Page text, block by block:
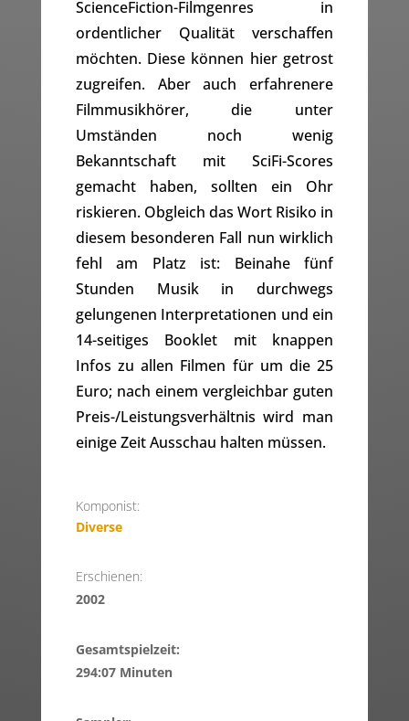
ScienceFiction-Filmgenres in
ordentlicher Qualität verschaffen
möchten. Diese können hier getrost
zugreifen. Aber auch erfahrenere
Filmmusikhörer, die unter
Umständen noch wenig
Bekanntschaft mit SciFi-Scores
gemacht haben, sollten ein Ohr
riskieren. Obgleich das Wort Risiko in
diesem besonderen Fall nun wirklich
fehl am Platz ist: Beinahe fünf
Stunden Musik in durchwegs
gelungenen Interpretationen und ein
14-seitiges Booklet mit knappen
Infos zu allen Filmen für um die 25
Euro; nach einem vergleichbar guten
Preis-/Leistungsverhältnis wird man
einige Zeit Ausschau halten müssen.
Komponist:
Diverse
Erschienen:
2002
Gesamtspielzeit:
294:07 Minuten